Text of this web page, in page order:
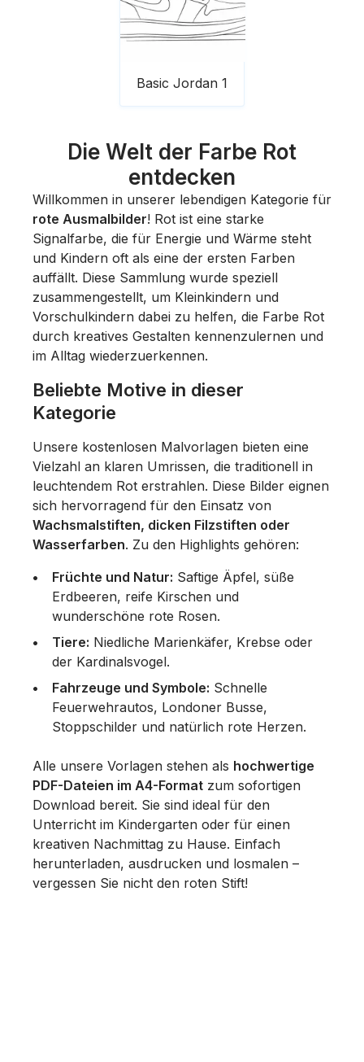
Basic Jordan 1
Die Welt der Farbe Rot
entdecken
Willkommen in unserer lebendigen Kategorie für
rote Ausmalbilder! Rot ist eine starke
Signalfarbe, die für Energie und Wärme steht
und Kindern oft als eine der ersten Farben
auffällt. Diese Sammlung wurde speziell
zusammengestellt, um Kleinkindern und
Vorschulkindern dabei zu helfen, die Farbe Rot
durch kreatives Gestalten kennenzulernen und
im Alltag wiederzuerkennen.
Beliebte Motive in dieser
Kategorie
Unsere kostenlosen Malvorlagen bieten eine
Vielzahl an klaren Umrissen, die traditionell in
leuchtendem Rot erstrahlen. Diese Bilder eignen
sich hervorragend für den Einsatz von
Wachsmalstiften, dicken Filzstiften oder
Wasserfarben. Zu den Highlights gehören:
Früchte und Natur: Saftige Äpfel, süße
Erdbeeren, reife Kirschen und
wunderschöne rote Rosen.
Tiere: Niedliche Marienkäfer, Krebse oder
der Kardinalsvogel.
Fahrzeuge und Symbole: Schnelle
Feuerwehrautos, Londoner Busse,
Stoppschilder und natürlich rote Herzen.
Alle unsere Vorlagen stehen als hochwertige
PDF-Dateien im A4-Format zum sofortigen
Download bereit. Sie sind ideal für den
Unterricht im Kindergarten oder für einen
kreativen Nachmittag zu Hause. Einfach
herunterladen, ausdrucken und losmalen –
vergessen Sie nicht den roten Stift!